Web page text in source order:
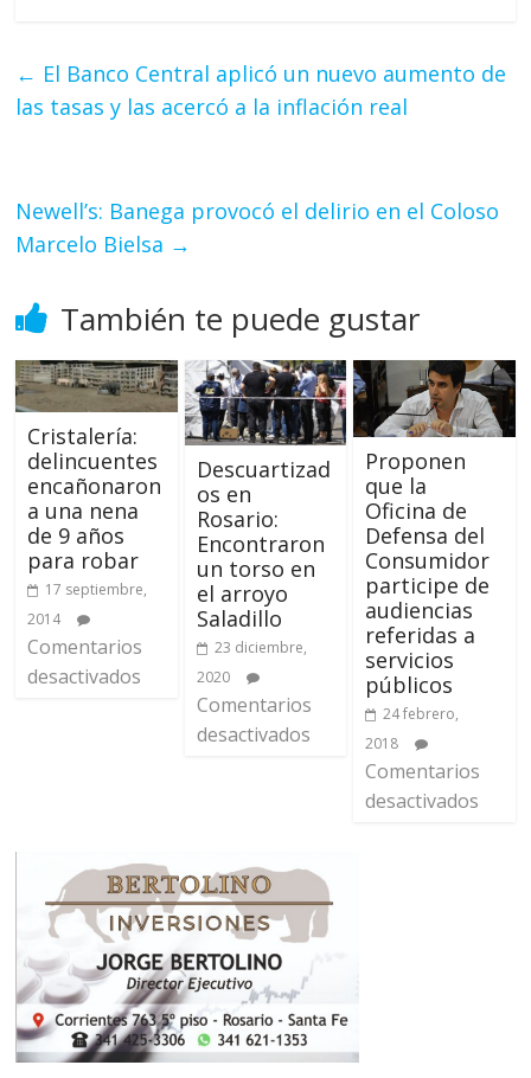
← El Banco Central aplicó un nuevo aumento de
las tasas y las acercó a la inflación real
Newell’s: Banega provocó el delirio en el Coloso
Marcelo Bielsa →
También te puede gustar
Cristalería:
delincuentes
encañonaron
a una nena
de 9 años
para robar
17 septiembre,
2014
Comentarios
desactivados
Descuartizad
os en
Rosario:
Encontraron
un torso en
el arroyo
Saladillo
23 diciembre,
2020
Comentarios
desactivados
Proponen
que la
Oficina de
Defensa del
Consumidor
participe de
audiencias
referidas a
servicios
públicos
24 febrero,
2018
Comentarios
desactivados